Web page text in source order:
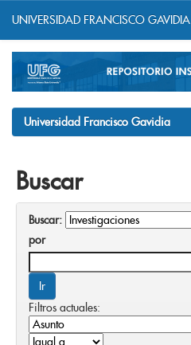
navigation
UNIVERSIDAD FRANCISCO GAVIDIA
Universidad Francisco Gavidia
Buscar
Buscar:
por
Filtros actuales: